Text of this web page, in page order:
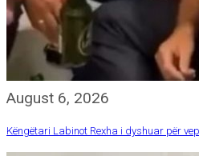
August 6, 2026
Këngëtari Labinot Rexha i dyshuar për